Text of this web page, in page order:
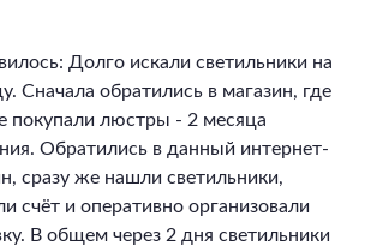
Долго искали светильники на
Сначала обратились в магазин, где
покупали люстры - 2 месяца
Обратились в данный интернет-
сразу же нашли светильники,
счёт и оперативно организовали
В общем через 2 дня светильники